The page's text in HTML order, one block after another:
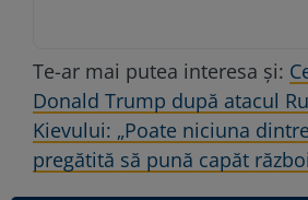
Te-ar mai putea interesa și:
Donald Trump după atacul
Kievului: „Poate niciuna
pregătită să pună capăt